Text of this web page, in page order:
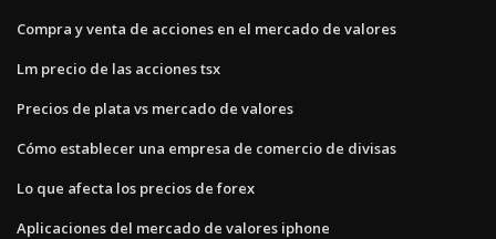
Compra y venta de acciones en el mercado de valores
Lm precio de las acciones tsx
Precios de plata vs mercado de valores
Cómo establecer una empresa de comercio de divisas
Lo que afecta los precios de forex
Aplicaciones del mercado de valores iphone